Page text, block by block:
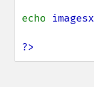
echo imagesx
?>